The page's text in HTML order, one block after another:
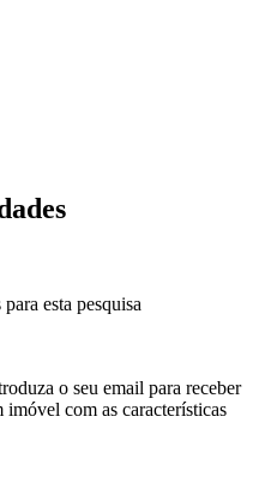
esta pesquisa
o seu email para receber
com as características